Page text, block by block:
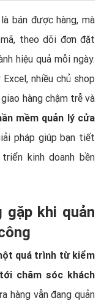
bán được hàng, mà
theo dõi đơn đặt
hiệu quả mỗi ngày.
nhiều chủ shop
hàng chậm trễ và
mềm quản lý cửa
pháp giúp bạn tiết
kinh doanh bền
gặp khi quản
quá trình từ kiểm
chăm sóc khách
hàng vẫn đang quản